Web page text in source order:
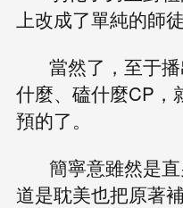
上改成了單純的師徒
當然了，至于
什麼、磕什麼CP，
預的了。
簡寧意雖然是
道是耽美也把原著補